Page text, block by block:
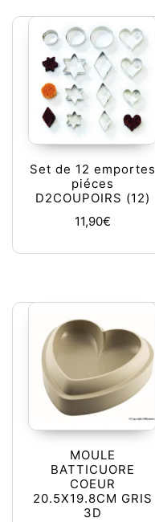
Set de 12 emportes
piéces
D2COUPOIRS (12)
11,90€
MOULE
BATTICUORE
COEUR
20.5X19.8CM GRIS
3D